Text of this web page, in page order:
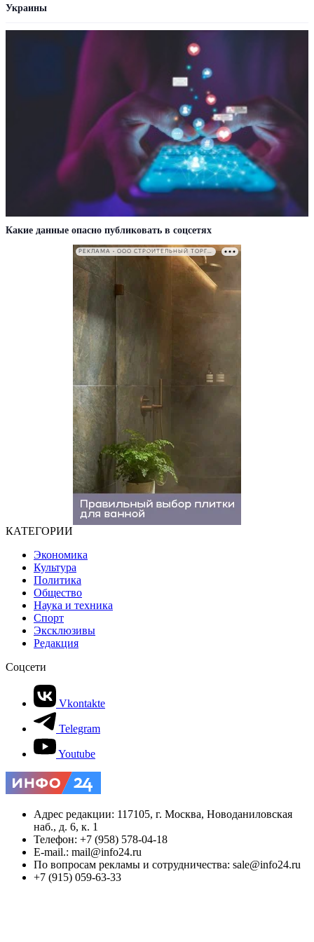
Украины
Какие данные опасно публиковать в соцсетях
РЕКЛАМА • ООО СТРОИТЕЛЬНЫЙ ТОРГОВЫЙ ДОМ «ПЕТРОВИЧ». ИНН: 7802348846
КАТЕГОРИИ
Экономика
Культура
Политика
Общество
Наука и техника
Спорт
Эксклюзивы
Редакция
Соцсети
Vkontakte
Telegram
Youtube
Адрес редакции: 117105, г. Москва, Новоданиловская
наб., д. 6, к. 1
Телефон: +7 (958) 578-04-18
E-mail.: mail@info24.ru
По вопросам рекламы и сотрудничества: sale@info24.ru
+7 (915) 059-63-33